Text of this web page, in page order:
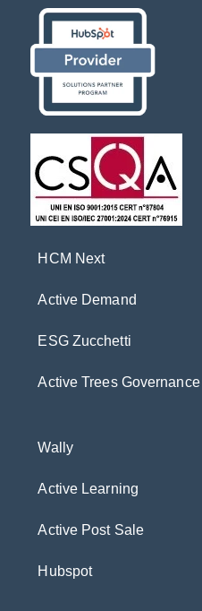
HCM Next
Active Demand
ESG Zucchetti
Active Trees Governance
Wally
Active Learning
Active Post Sale
Hubspot